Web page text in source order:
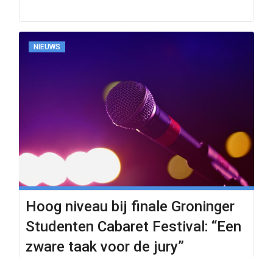
NIEUWS
Hoog niveau bij finale Groninger
Studenten Cabaret Festival: “Een
zware taak voor de jury”